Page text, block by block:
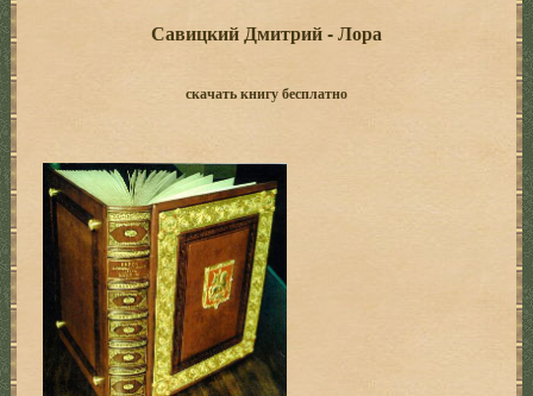
Савицкий Дмитрий - Лора
скачать книгу бесплатно